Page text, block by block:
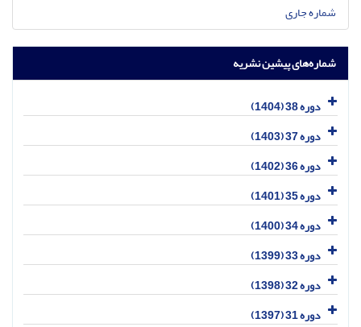
شماره جاری
شماره‌های پیشین نشریه
دوره 38 (1404)
دوره 37 (1403)
دوره 36 (1402)
دوره 35 (1401)
دوره 34 (1400)
دوره 33 (1399)
دوره 32 (1398)
دوره 31 (1397)